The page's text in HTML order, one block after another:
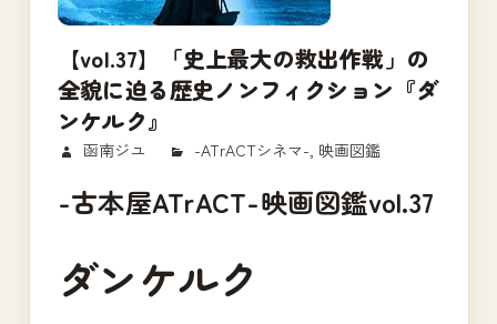
【vol.37】「史上最大の救出作戦」の
全貌に迫る歴史ノンフィクション『ダ
ンケルク』
2017/10/30
函南ジユ -ATrACTシネマ- 映画図鑑
-古本屋ATrACT-映画図鑑vol.37
ダンケルク